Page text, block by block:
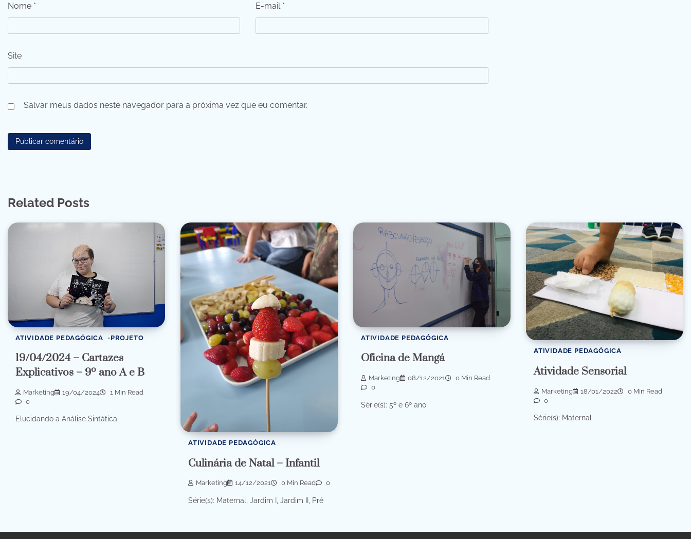
Nome * E-mail *
Site
Salvar meus dados neste navegador para a próxima vez que eu comentar.
Related Posts
ATIVIDADE PEDAGÓGICA PROJETO
19/04/2024 – Cartazes
Explicativos – 9º ano A e B
Marketing 19/04/2024
1 Min Read
0
Elucidando a Análise Sintática
ATIVIDADE PEDAGÓGICA
Culinária de Natal – Infantil
Marketing 14/12/2021 0 Min Read 0
Série(s): Maternal, Jardim I, Jardim II, Pré
ATIVIDADE PEDAGÓGICA
Oficina de Mangá
Marketing 08/12/2021
0 Min Read
0
Série(s): 5º e 6º ano
ATIVIDADE PEDAGÓGICA
Atividade Sensorial
Marketing 18/01/2022
0 Min Read
0
Série(s): Maternal